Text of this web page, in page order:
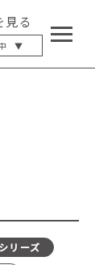
見る
中 ▼
リーズ